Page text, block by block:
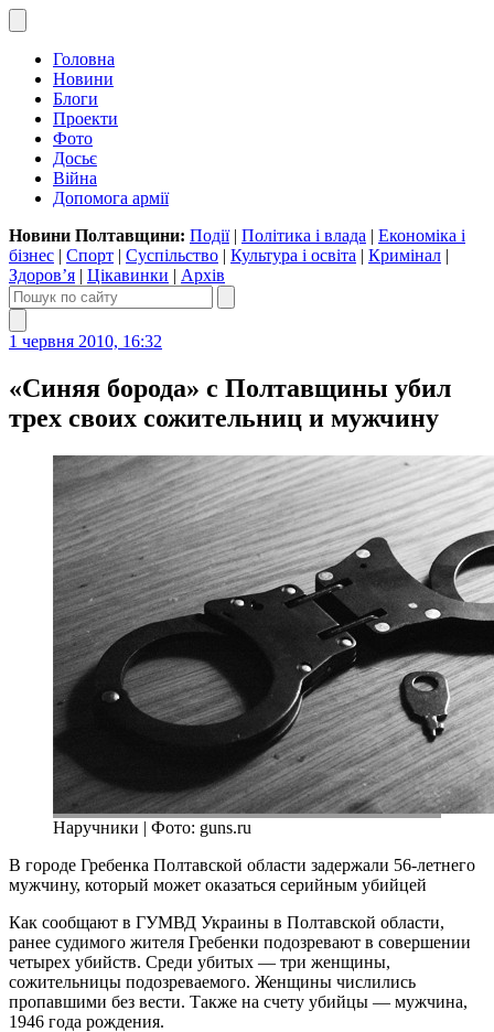
Головна
Новини
Блоги
Проекти
Фото
Досьє
Війна
Допомога армії
Новини Полтавщини: Події| Політика і влада | Економіка і
бізнес | Спорт | Суспільство | Культура і освіта | Кримінал |
Здоров’я | Цікавинки | Архів
1 червня 2010, 16:32
«Синяя борода» с Полтавщины убил
трех своих сожительниц и мужчину
Наручники | Фото: guns.ru
В городе Гребенка Полтавской области задержали 56-летнего
мужчину, который может оказаться серийным убийцей
Как сообщают в ГУМВД Украины в Полтавской области,
ранее судимого жителя Гребенки подозревают в совершении
четырех убийств. Среди убитых — три женщины,
сожительницы подозреваемого. Женщины числились
пропавшими без вести. Также на счету убийцы — мужчина,
1946 года рождения.